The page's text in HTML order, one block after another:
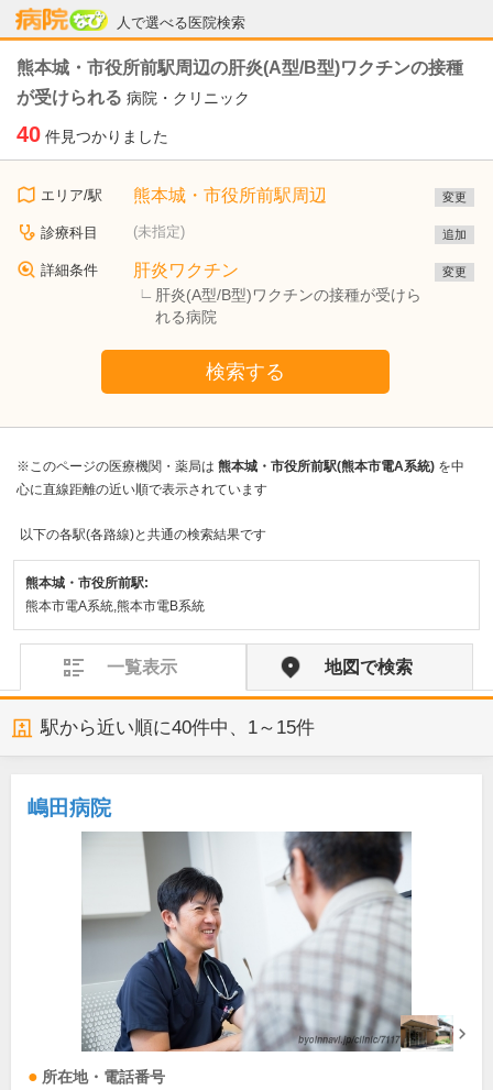
人で選べる医院検索
病院なび
熊本城・市役所前駅周辺の肝炎(A型/B型)ワクチンの接種
が受けられる 病院・クリニック
40 件見つかりました
エリア/駅 熊本城・市役所前駅周辺 変更
診療科目 (未指定) 追加
詳細条件 肝炎ワクチン
肝炎(A型/B型)ワクチンの接種が受けら
れる病院
変更
検索する
※このページの医療機関・薬局は 熊本城・市役所前駅(熊本市電A系統) を中
心に直線距離の近い順で表示されています
以下の各駅(各路線)と共通の検索結果です
熊本城・市役所前駅:
熊本市電A系統,熊本市電B系統
一覧表示 地図で検索
駅から近い順に40件中、 1～15件
嶋田病院
所在地・電話番号